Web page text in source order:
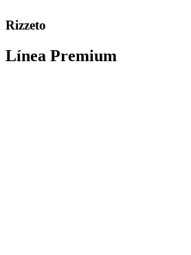
Rizzeto
Línea Premium